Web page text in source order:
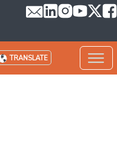
TRANSLATE